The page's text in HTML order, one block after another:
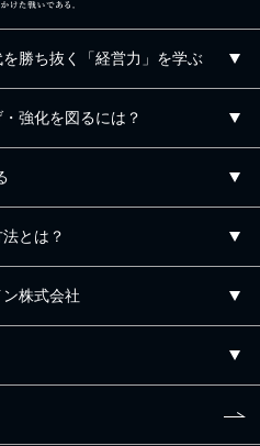
勝ち抜く「経営力」を学ぶ
強化を図るには？
とは？
株式会社